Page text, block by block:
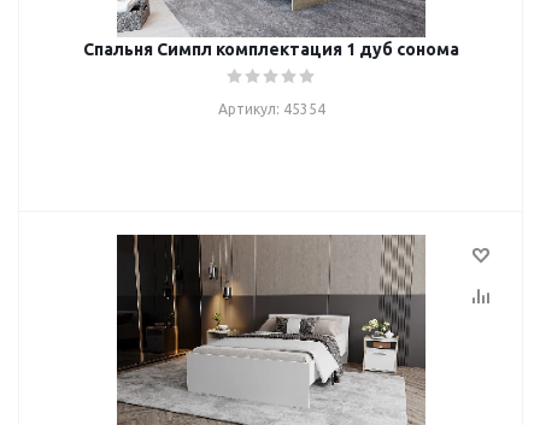
Спальня Симпл комплектация 1 дуб сонома
Артикул: 45354